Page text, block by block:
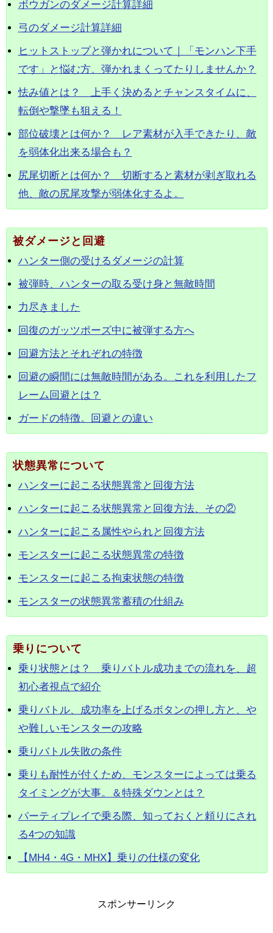
ボウガンのダメージ計算詳細
弓のダメージ計算詳細
ヒットストップと弾かれについて｜「モンハン下手
です」と悩む方、弾かれまくってたりしませんか？
怯み値とは？ 上手く決めるとチャンスタイムに、
転倒や撃墜も狙える！
部位破壊とは何か？ レア素材が入手できたり、敵
を弱体化出来る場合も？
尻尾切断とは何か？ 切断すると素材が剥ぎ取れる
他、敵の尻尾攻撃が弱体化するよ。
被ダメージと回避
ハンター側の受けるダメージの計算
被弾時、ハンターの取る受け身と無敵時間
力尽きました
回復のガッツポーズ中に被弾する方へ
回避方法とそれぞれの特徴
回避の瞬間には無敵時間がある。これを利用したフ
レーム回避とは？
ガードの特徴。回避との違い
状態異常について
ハンターに起こる状態異常と回復方法
ハンターに起こる状態異常と回復方法、その②
ハンターに起こる属性やられと回復方法
モンスターに起こる状態異常の特徴
モンスターに起こる拘束状態の特徴
モンスターの状態異常蓄積の仕組み
乗りについて
乗り状態とは？ 乗りバトル成功までの流れを、超
初心者視点で紹介
乗りバトル、成功率を上げるボタンの押し方と、や
や難しいモンスターの攻略
乗りバトル失敗の条件
乗りも耐性が付くため、モンスターによっては乗る
タイミングが大事。＆特殊ダウンとは？
パーティプレイで乗る際、知っておくと頼りにされ
る4つの知識
【MH4・4G・MHX】乗りの仕様の変化
スポンサーリンク